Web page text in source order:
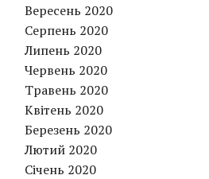
Вересень 2020
Серпень 2020
Липень 2020
Червень 2020
Травень 2020
Квітень 2020
Березень 2020
Лютий 2020
Січень 2020